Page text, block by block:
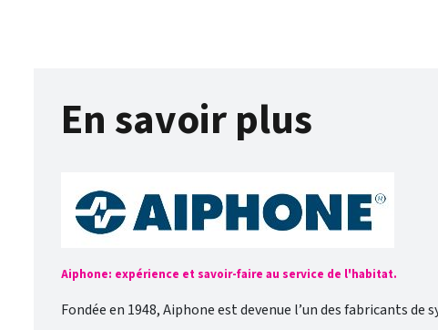
En savoir plus
Aiphone: expérience et savoir-faire au service de l'habitat.
Fondée en 1948, Aiphone est devenue l’un des fabricants